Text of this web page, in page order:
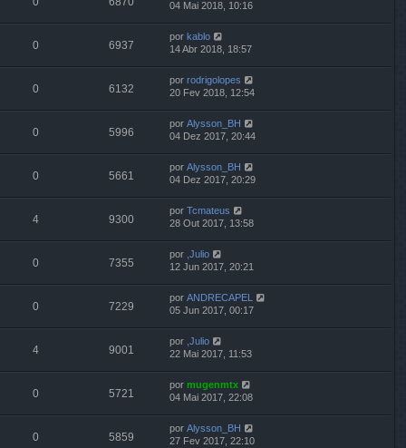
04 Mai 2018, 10:16
0 6937
por kablo
14 Abr 2018, 18:57
0 6132
por rodrigolopes
20 Fev 2018, 12:54
0 5996
por Alysson_BH
04 Dez 2017, 20:44
0 5661
por Alysson_BH
04 Dez 2017, 20:29
4 9300
por Tcmateus
28 Out 2017, 13:58
0 7355
por ,Julio
12 Jun 2017, 20:21
0 7229
por ANDRECAPEL
05 Jun 2017, 00:17
4 9001
por ,Julio
22 Mai 2017, 11:53
0 5721
por mugenmtx
04 Mai 2017, 22:08
0 5859
por Alysson_BH
27 Fev 2017, 22:10